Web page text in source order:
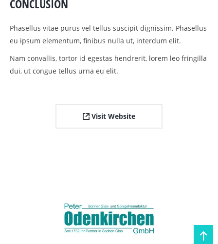
CONCLUSION
Phasellus vitae purus vel tellus suscipit dignissim. Phasellus
eu ipsum elementum, finibus nulla ut, interdum elit.
Nam convallis, tortor id egestas hendrerit, lorem leo fringilla
dui, ut congue tellus urna eu elit.
Visit Website
Go